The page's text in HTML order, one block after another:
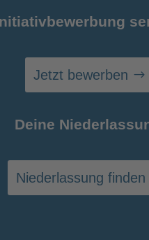
Jetzt bewerben
Deine
Niederlassung finden